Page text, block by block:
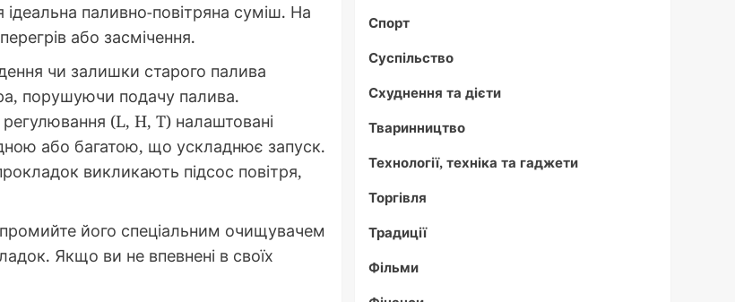
паливно-повітряна суміш. На
або засмічення.
чи залишки старого палива
порушуючи подачу палива.
(L, H, T) налаштовані
або багатою, що ускладнює запуск.
викликають підсос повітря,
його спеціальним очищувачем
Якщо ви не впевнені в своїх
Спорт
Суспільство
Схуднення та дієти
Тваринництво
Технології, техніка та гаджети
Торгівля
Традиції
Фільми